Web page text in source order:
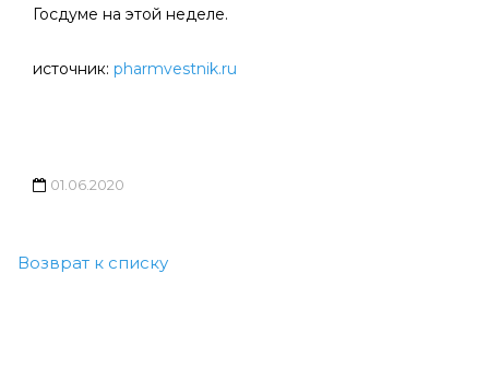
Госдуме на этой неделе.
источник: pharmvestnik.ru
01.06.2020
Возврат к списку